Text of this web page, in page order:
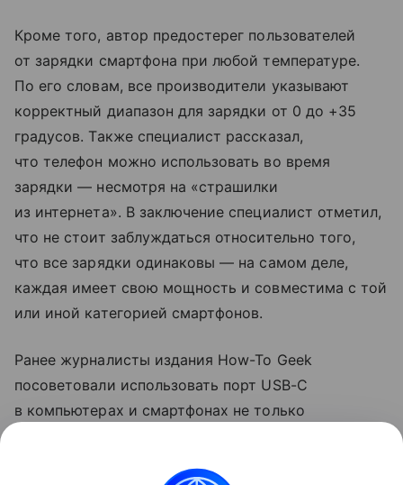
Кроме того, автор предостерег пользователей
от зарядки смартфона при любой температуре.
По его словам, все производители указывают
корректный диапазон для зарядки от 0 до +35
градусов. Также специалист рассказал,
что телефон можно использовать во время
зарядки — несмотря на «страшилки
из интернета». В заключение специалист отметил,
что не стоит заблуждаться относительно того,
что все зарядки одинаковы — на самом деле,
каждая имеет свою мощность и совместима с той
или иной категорией смартфонов.
Ранее журналисты издания How-To Geek
посоветовали использовать порт USB-C
в компьютерах и смартфонах не только